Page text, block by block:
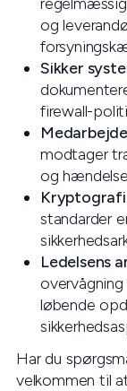
og
Sikker
firewall-
modtager
og
standarder
Ledelsens
løbende
Har du
velkommen til